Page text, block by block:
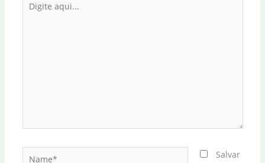
aqui...
Name*
Salvar